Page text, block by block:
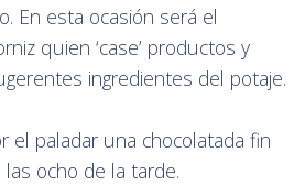
En esta ocasión será el
quien ‘case’ productos y
ingredientes del potaje.
el paladar una chocolatada fin
ocho de la tarde.